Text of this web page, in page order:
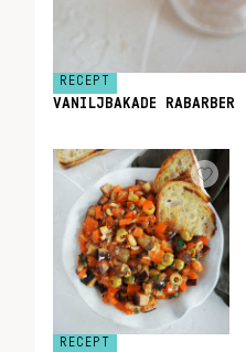
RECEPT
VANILJBAKADE RABARBER
RECEPT